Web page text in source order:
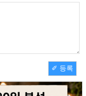
✐ 등록